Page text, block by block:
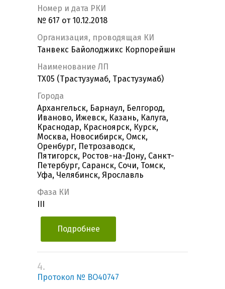
Номер и дата РКИ
№ 617 от 10.12.2018
Организация, проводящая КИ
Танвекс Байолоджикс Корпорейшн
Наименование ЛП
ТХ05 (Трастузумаб, Трастузумаб)
Города
Архангельск, Барнаул, Белгород,
Иваново, Ижевск, Казань, Калуга,
Краснодар, Красноярск, Курск,
Москва, Новосибирск, Омск,
Оренбург, Петрозаводск,
Пятигорск, Ростов-на-Дону, Санкт-
Петербург, Саранск, Сочи, Томск,
Уфа, Челябинск, Ярославль
Фаза КИ
Подробнее
4.
Протокол № ВО40747